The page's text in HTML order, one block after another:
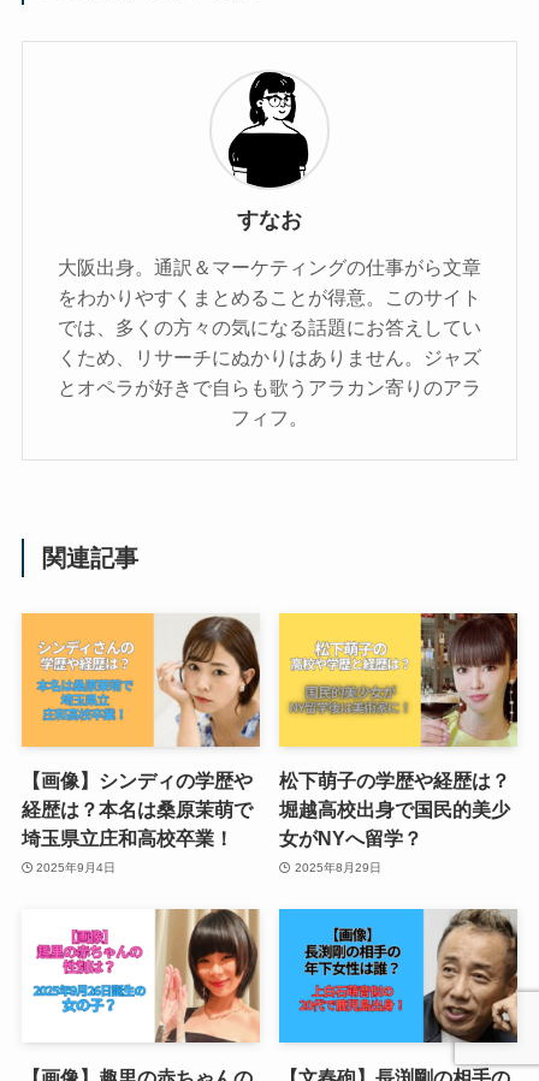
すなお
大阪出身。通訳＆マーケティングの仕事がら文章
をわかりやすくまとめることが得意。このサイト
では、多くの方々の気になる話題にお答えしてい
くため、リサーチにぬかりはありません。ジャズ
とオペラが好きで自らも歌うアラカン寄りのアラ
フィフ。
関連記事
【画像】シンディの学歴や
経歴は？本名は桑原茉萌で
埼玉県立庄和高校卒業！
2025年9月4日
松下萌子の学歴や経歴は？
堀越高校出身で国民的美少
女がNYへ留学？
2025年8月29日